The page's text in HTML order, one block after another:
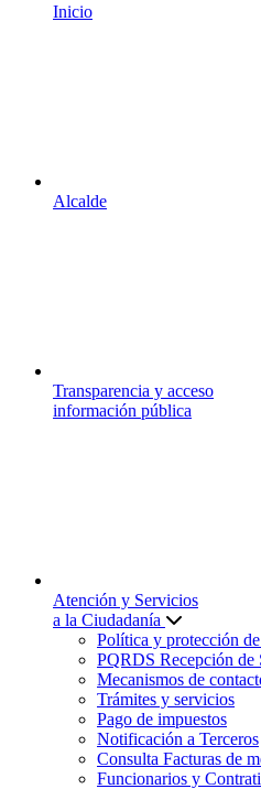
Inicio
Alcalde
Transparencia y acceso
información pública
Atención y Servicios
a la Ciudadanía
Política y protección
PQRDS Recepción de
Mecanismos de
Trámites y servicios
Pago de impuestos
Notificación a Terceros
Consulta Facturas de
Funcionarios y